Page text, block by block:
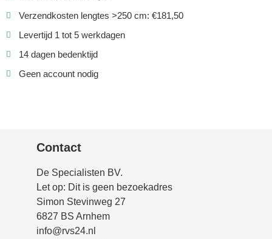
Verzendkosten lengtes >250 cm: €181,50
Levertijd 1 tot 5 werkdagen
14 dagen bedenktijd
Geen account nodig
Contact
De Specialisten BV.
Let op: Dit is geen bezoekadres
Simon Stevinweg 27
6827 BS Arnhem
info@rvs24.nl